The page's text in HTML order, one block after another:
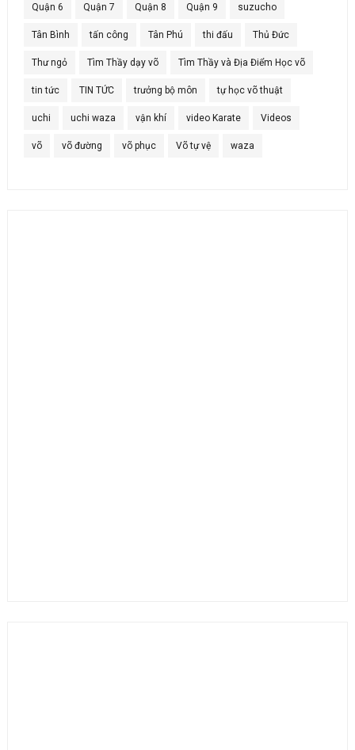
Quận 6 Quận 7 Quận 8 Quận 9 suzucho
Tân Bình tấn công Tân Phú thi đấu Thủ Đức
Thư ngỏ Tìm Thầy dạy võ Tìm Thầy và Địa Điểm Học võ
tin tức TIN TỨC trưởng bộ môn tự học võ thuật
uchi uchi waza vận khí video Karate Videos
võ võ đường võ phục Võ tự vệ waza